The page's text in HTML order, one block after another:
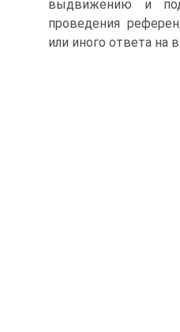
выдвижению и
проведения
или иного ответа на